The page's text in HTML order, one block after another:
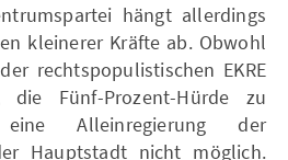
hängt allerdings
kleinerer Kräfte ab. Obwohl
rechtspopulistischen EKRE
Fünf-Prozent-Hürde zu
Alleinregierung der
Hauptstadt nicht möglich.